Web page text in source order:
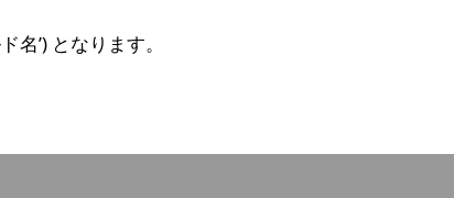
’) となります。